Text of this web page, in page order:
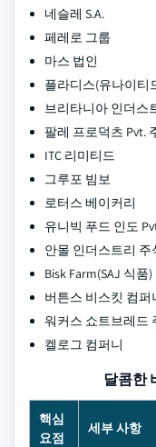
네슬레 S.A.
페레로 그룹
마스 법인
플라디스(유나이티
브리타니아 인더스
팔레 프로덕츠 Pvt.
ITC 리미티드
그루포 빔보
로터스 베이커리
유니빅 푸드 인도
안몰 인더스트리 주
Bisk Farm(SAJ 식품)
버튼스 비스킷 컴퍼
워커스 쇼트브레드
켈로그 컴퍼니
달콤한
핵심
요점
세부 사항